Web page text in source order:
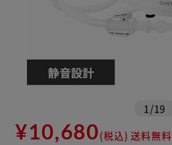
1 /19
¥10,680(税込) 送料無料
※ご確認ください
カートに入れる